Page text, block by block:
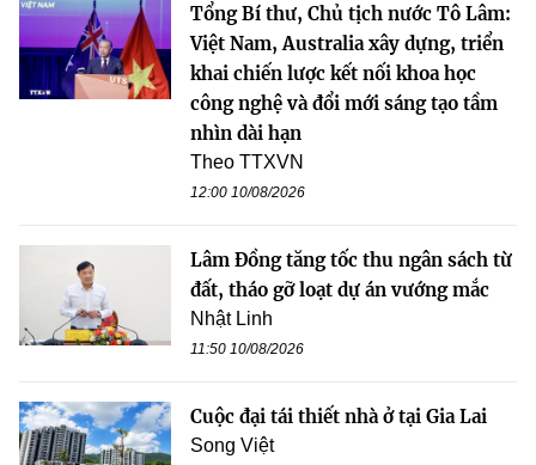
Tổng Bí thư, Chủ tịch nước Tô Lâm:
Việt Nam, Australia xây dựng, triển
khai chiến lược kết nối khoa học
công nghệ và đổi mới sáng tạo tầm
nhìn dài hạn
Theo TTXVN
12:00 10/08/2026
Lâm Đồng tăng tốc thu ngân sách từ
đất, tháo gỡ loạt dự án vướng mắc
Nhật Linh
11:50 10/08/2026
Cuộc đại tái thiết nhà ở tại Gia Lai
Song Việt